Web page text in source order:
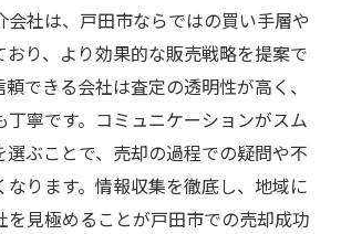
会社は、戸田市ならではの買い手層や
おり、より効果的な販売戦略を提案で
できる会社は査定の透明性が高く、
丁寧です。コミュニケーションがスム
選ぶことで、売却の過程での疑問や不
なります。情報収集を徹底し、地域に
を見極めることが戸田市での売却成功